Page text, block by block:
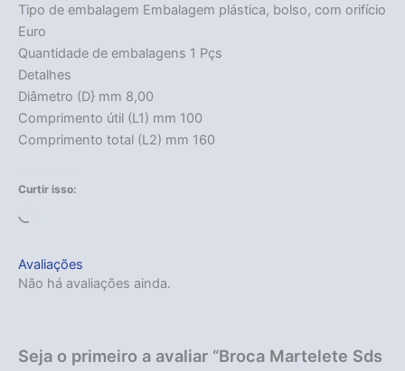
Tipo de embalagem Embalagem plástica, bolso, com orifício
Euro
Quantidade de embalagens 1 Pçs
Detalhes
Diâmetro (D} mm 8,00
Comprimento útil (L1) mm 100
Comprimento total (L2) mm 160
Curtir isso:
Avaliações
Não há avaliações ainda.
Seja o primeiro a avaliar “Broca Martelete Sds